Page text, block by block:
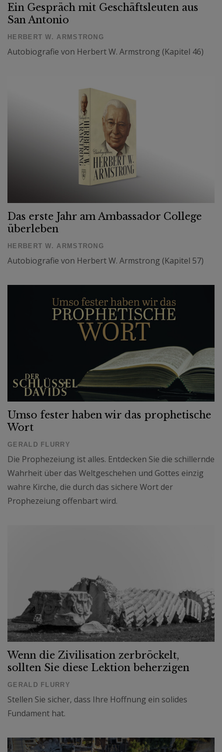
Ein Gespräch mit Geschäftsleuten aus
San Antonio
HERBERT W. ARMSTRONG
Autobiografie von Herbert W. Armstrong (Kapitel 46)
Das erste Jahr am Ambassador College
überleben
HERBERT W. ARMSTRONG
Autobiografie von Herbert W. Armstrong (Kapitel 57)
Umso fester haben wir das prophetische
Wort
GERALD FLURRY
Die Prophezeiung ist alles. Entdecken Sie die schillernde
Wahrheit über das Weltgeschehen und Gottes einzig
wahre Kirche, die durch das sichere Wort der
Prophezeiung offenbart wird.
Wenn die Zivilisation zerbröckelt,
sollten Sie diese Lektion beherzigen
GERALD FLURRY
Stellen Sie sicher, dass Ihre Hoffnung ein solides
Fundament hat.